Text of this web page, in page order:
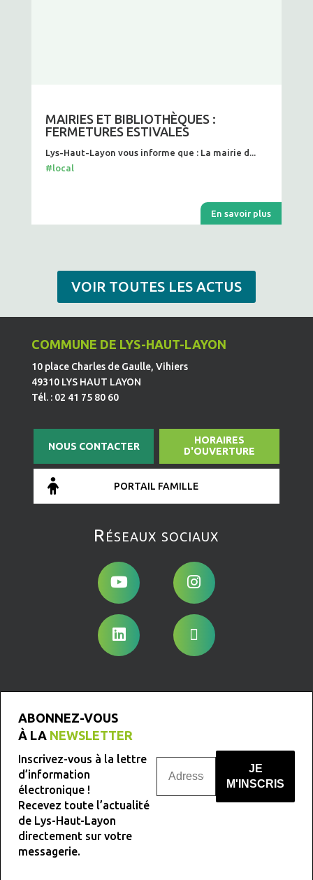
MAIRIES ET BIBLIOTHÈQUES :
FERMETURES ESTIVALES
Lys-Haut-Layon vous informe que : La mairie d...
#local
En savoir plus
VOIR TOUTES LES ACTUS
COMMUNE DE LYS-HAUT-LAYON
10 place Charles de Gaulle, Vihiers
49310 LYS HAUT LAYON
Tél. : 02 41 75 80 60
NOUS CONTACTER
HORAIRES
D'OUVERTURE
PORTAIL FAMILLE
Réseaux sociaux
ABONNEZ-VOUS
À LA NEWSLETTER
Inscrivez-vous à la lettre
d’information
électronique !
Recevez toute l’actualité
de Lys-Haut-Layon
directement sur votre
messagerie.